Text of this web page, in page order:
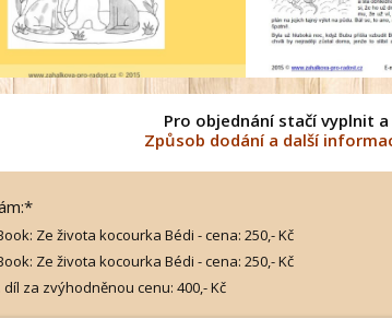
Pro objednání stačí vyplnit
Způsob dodání a další
Ze života kocourka Bédi - cena: 250,- Kč
Ze života kocourka Bédi - cena: 250,- Kč
díl za zvýhodněnou cenu: 400,- Kč